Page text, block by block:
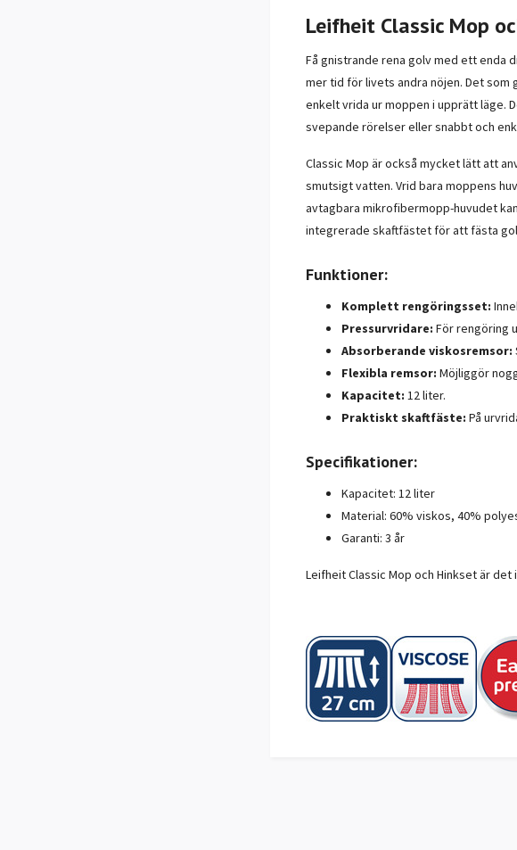
Leifheit Classic Mop
Få gnistrande rena golv med ett enda
mer tid för livets andra nöjen. Det
enkelt vrida ur moppen i upprätt läge.
svepande rörelser eller snabbt och
Classic Mop är också mycket lätt att
smutsigt vatten. Vrid bara moppens
avtagbara mikrofibermopp-huvudet
integrerade skaftfästet för att fästa
Funktioner:
Komplett rengöringsset:
Pressurvridare: För rengöring
Absorberande viskosremsor:
Flexibla remsor: Möjliggör
Kapacitet: 12 liter.
Praktiskt skaftfäste: På
Specifikationer:
Kapacitet: 12 liter
Material: 60% viskos, 40%
Garanti: 3 år
Leifheit Classic Mop och Hinkset är